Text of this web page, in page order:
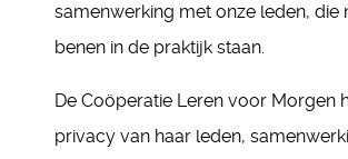
samenwerking met onze leden, die
benen in de praktijk staan.
De Coöperatie Leren voor Morgen
privacy van haar leden,